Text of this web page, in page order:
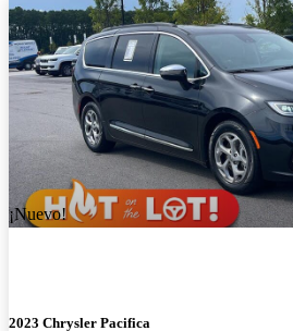
¡Nuevo!
2023 Chrysler Pacifica